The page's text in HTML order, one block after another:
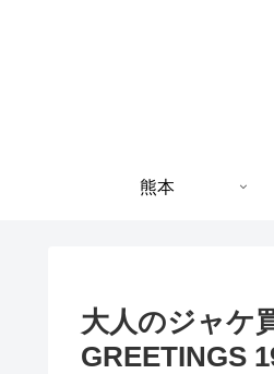
熊本
大人のジャケ
GREETINGS